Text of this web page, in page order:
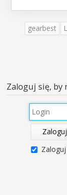
gearbest
Zaloguj się, by
Zaloguj